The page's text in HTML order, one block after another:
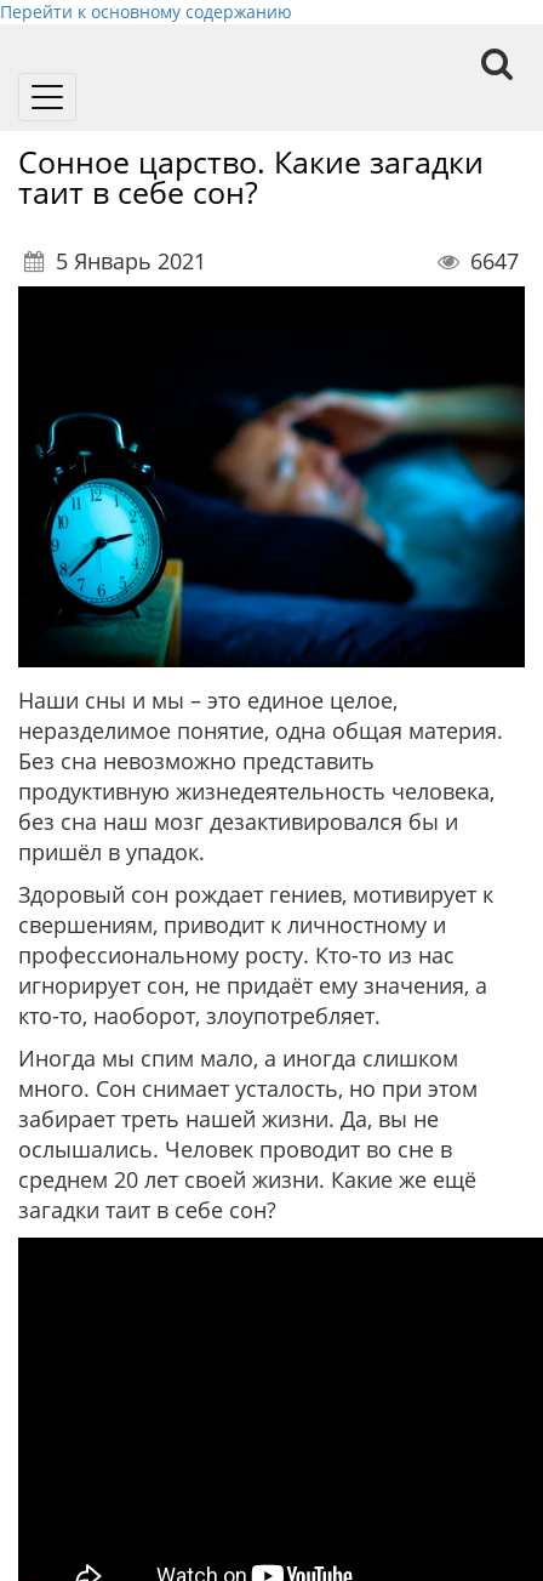
Перейти к основному содержанию
Toggle
Сонное царство. Какие загадки
таит в себе сон?
5 Январь 2021 6647
Наши сны и мы – это единое целое,
неразделимое понятие, одна общая материя.
Без сна невозможно представить
продуктивную жизнедеятельность человека,
без сна наш мозг дезактивировался бы и
пришёл в упадок.
Здоровый сон рождает гениев, мотивирует к
свершениям, приводит к личностному и
профессиональному росту. Кто-то из нас
игнорирует сон, не придаёт ему значения, а
кто-то, наоборот, злоупотребляет.
Иногда мы спим мало, а иногда слишком
много. Сон снимает усталость, но при этом
забирает треть нашей жизни. Да, вы не
ослышались. Человек проводит во сне в
среднем 20 лет своей жизни. Какие же ещё
загадки таит в себе сон?